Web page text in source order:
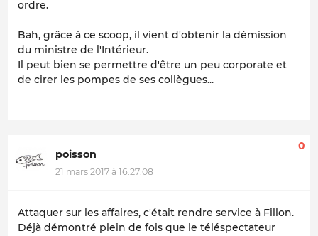
ordre.
Bah, grâce à ce scoop, il vient d'obtenir la démission
du ministre de l'Intérieur.
Il peut bien se permettre d'être un peu corporate et
de cirer les pompes de ses collègues...
poisson
21 mars 2017 à 16:27:08
0
Attaquer sur les affaires, c'était rendre service à Fillon.
Déjà démontré plein de fois que le téléspectateur